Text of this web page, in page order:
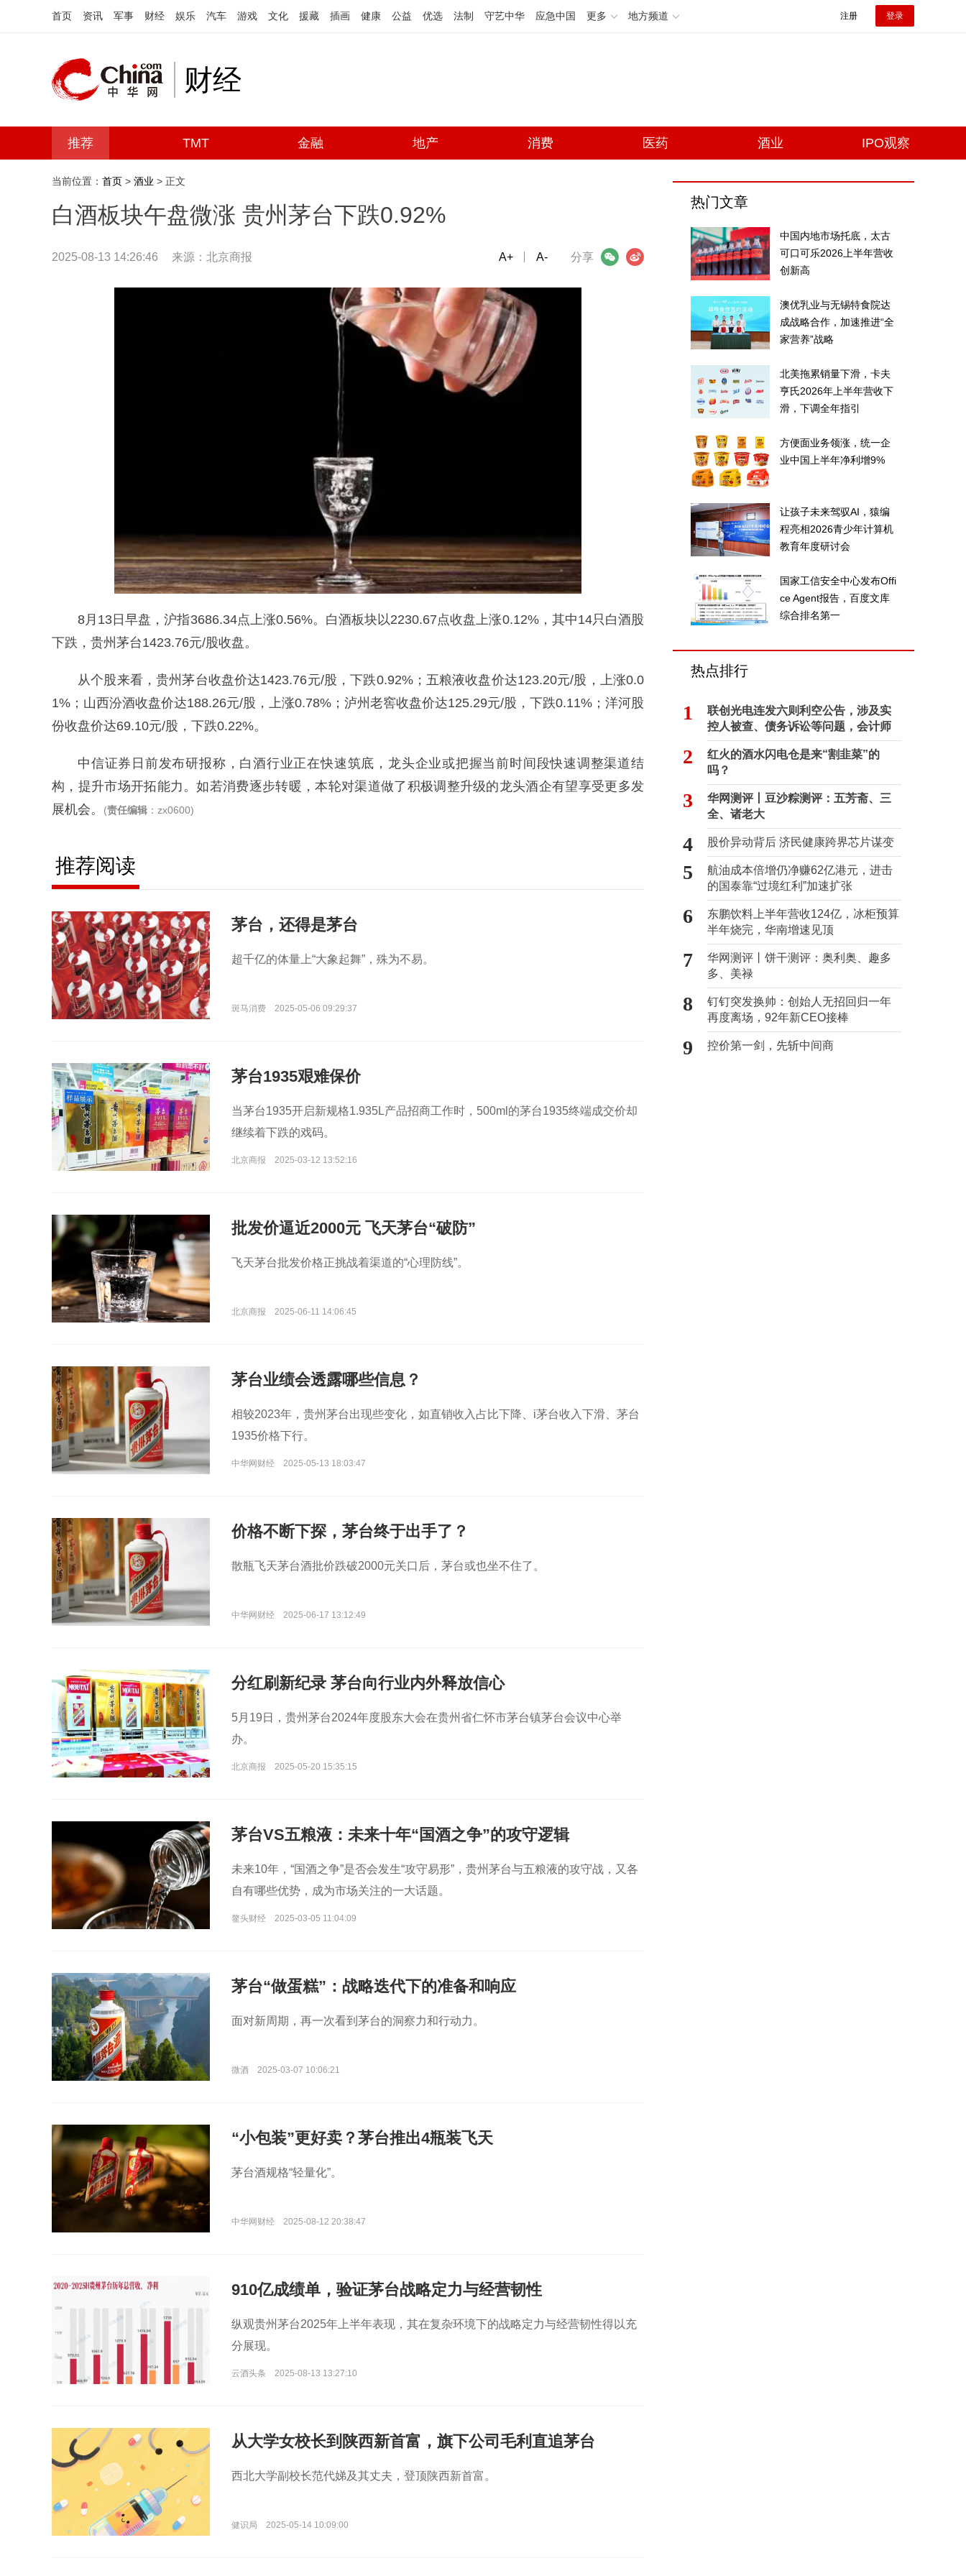
首页 资讯 军事 财经 娱乐 汽车 游戏 文化 援藏 插画 健康 公益 优选 法制 守艺中华 应急中国 更多 地方频道 注册 登录
财经
推荐 TMT 金融 地产 消费 医药 酒业 IPO观察
当前位置： 首页 > 酒业 > 正文
白酒板块午盘微涨 贵州茅台下跌0.92%
2025-08-13 14:26:46 来源：北京商报 分享
微信 微博
A+ A-
8月13日早盘，沪指3686.34点上涨0.56%。白酒板块以2230.67点收盘上涨0.12%，其中14只白酒股
下跌，贵州茅台1423.76元/股收盘。
从个股来看，贵州茅台收盘价达1423.76元/股，下跌0.92%；五粮液收盘价达123.20元/股，上涨0.0
1%；山西汾酒收盘价达188.26元/股，上涨0.78%；泸州老窖收盘价达125.29元/股，下跌0.11%；洋河股
份收盘价达69.10元/股，下跌0.22%。
中信证券日前发布研报称，白酒行业正在快速筑底，龙头企业或把握当前时间段快速调整渠道结
构，提升市场开拓能力。如若消费逐步转暖，本轮对渠道做了积极调整升级的龙头酒企有望享受更多发
展机会。
(责任编辑 ：zx0600)
推荐阅读
茅台，还得是茅台
超千亿的体量上“大象起舞”，殊为不易。
斑马消费 2025-05-06 09:29:37
茅台1935艰难保价
当茅台1935开启新规格1.935L产品招商工作时，500ml的茅台1935终端成交价却
继续着下跌的戏码。
北京商报 2025-03-12 13:52:16
批发价逼近2000元 飞天茅台“破防”
飞天茅台批发价格正挑战着渠道的“心理防线”。
北京商报 2025-06-11 14:06:45
茅台业绩会透露哪些信息？
相较2023年，贵州茅台出现些变化，如直销收入占比下降、i茅台收入下滑、茅台
1935价格下行。
中华网财经 2025-05-13 18:03:47
价格不断下探，茅台终于出手了？
散瓶飞天茅台酒批价跌破2000元关口后，茅台或也坐不住了。
中华网财经 2025-06-17 13:12:49
分红刷新纪录 茅台向行业内外释放信心
5月19日，贵州茅台2024年度股东大会在贵州省仁怀市茅台镇茅台会议中心举
办。
北京商报 2025-05-20 15:35:15
茅台VS五粮液：未来十年“国酒之争”的攻守逻辑
未来10年，“国酒之争”是否会发生“攻守易形”，贵州茅台与五粮液的攻守战，又各
自有哪些优势，成为市场关注的一大话题。
鳌头财经 2025-03-05 11:04:09
茅台“做蛋糕”：战略迭代下的准备和响应
面对新周期，再一次看到茅台的洞察力和行动力。
微酒 2025-03-07 10:06:21
“小包装”更好卖？茅台推出4瓶装飞天
茅台酒规格“轻量化”。
中华网财经 2025-08-12 20:38:47
910亿成绩单，验证茅台战略定力与经营韧性
纵观贵州茅台2025年上半年表现，其在复杂环境下的战略定力与经营韧性得以充
分展现。
云酒头条 2025-08-13 13:27:10
从大学女校长到陕西新首富，旗下公司毛利直追茅台
西北大学副校长范代娣及其丈夫，登顶陕西新首富。
健识局 2025-05-14 10:09:00
热门文章
中国内地市场托底，太古
可口可乐2026上半年营收
创新高
澳优乳业与无锡特食院达
成战略合作，加速推进“全
家营养”战略
北美拖累销量下滑，卡夫
亨氏2026年上半年营收下
滑，下调全年指引
方便面业务领涨，统一企
业中国上半年净利增9%
让孩子未来驾驭AI，猿编
程亮相2026青少年计算机
教育年度研讨会
国家工信安全中心发布Offi
ce Agent报告，百度文库
综合排名第一
热点排行
1
联创光电连发六则利空公告，涉及实
控人被查、债务诉讼等问题，会计师
事务所曾出具“保留意见”
2
红火的酒水闪电仓是来“割韭菜”的
吗？
3
华网测评丨豆沙粽测评：五芳斋、三
全、诸老大
4 股价异动背后 济民健康跨界芯片谋变
5
航油成本倍增仍净赚62亿港元，进击
的国泰靠“过境红利”加速扩张
6
东鹏饮料上半年营收124亿，冰柜预算
半年烧完，华南增速见顶
7
华网测评丨饼干测评：奥利奥、趣多
多、美禄
8
钉钉突发换帅：创始人无招回归一年
再度离场，92年新CEO接棒
9 控价第一剑，先斩中间商